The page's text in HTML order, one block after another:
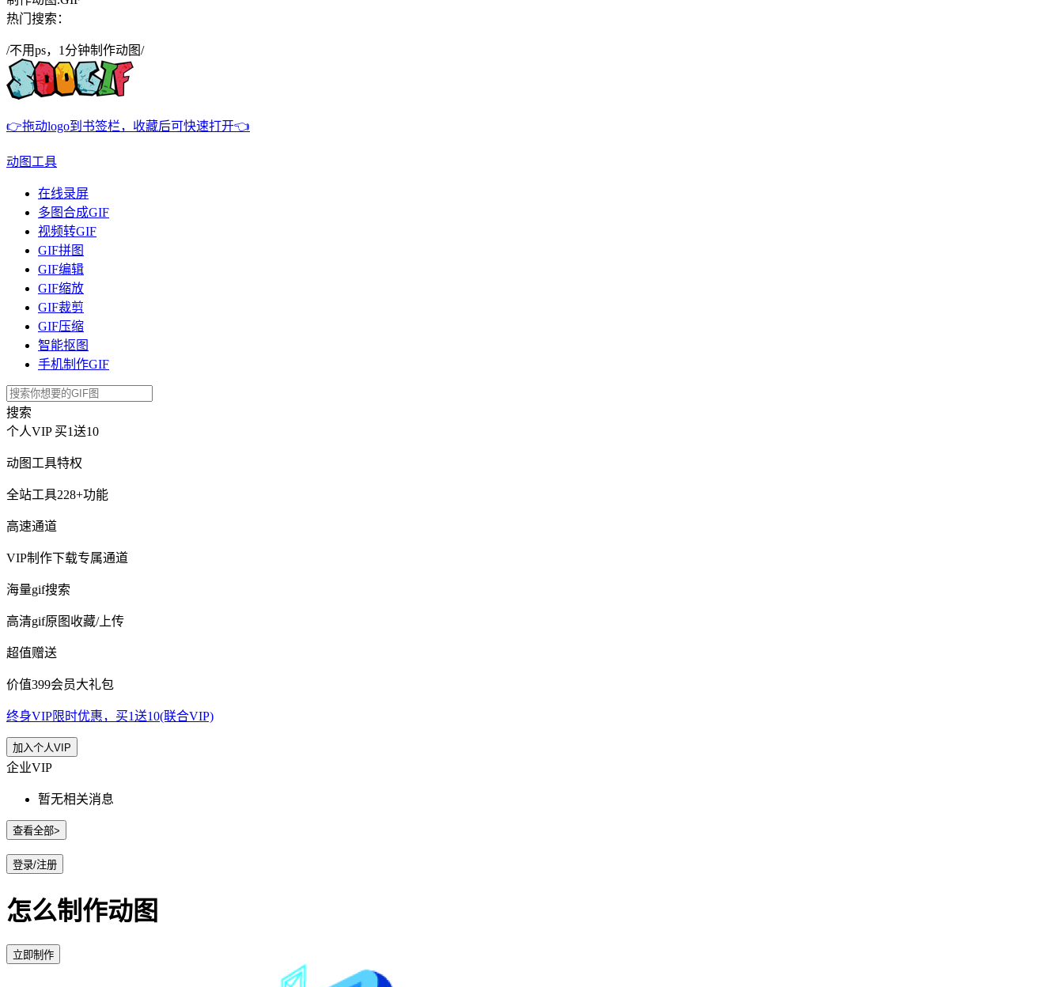
热门搜索：
/不用ps，1分钟制作动图/
👉拖动logo到书签栏，收藏后可快速打开👈
动图工具
在线录屏
多图合成GIF
视频转GIF
GIF拼图
GIF编辑
GIF缩放
GIF裁剪
GIF压缩
智能抠图
手机制作GIF
搜索
个人VIP 买1送10
动图工具特权
全站工具228+功能
高速通道
VIP制作下载专属通道
海量gif搜索
高清gif原图收藏/上传
超值赠送
价值399会员大礼包
终身VIP限时优惠，买1送10(联合VIP)
加入个人VIP
企业VIP
暂无相关消息
查看全部>
登录/注册
怎么制作动图
立即制作